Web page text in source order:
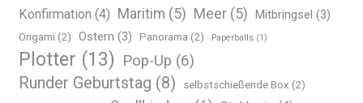
Konfirmation (4) Maritim (5) Meer (5) Mitbringsel (3)
Origami (2) Ostern (3) Panorama (2) Paperballs (1)
Plotter (13) Pop-Up (6)
Runder Geburtstag (8) selbstschießende Box (2)